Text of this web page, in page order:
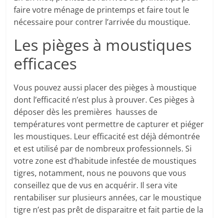
faire votre ménage de printemps et faire tout le
nécessaire pour contrer l’arrivée du moustique.
Les pièges à moustiques
efficaces
Vous pouvez aussi placer des pièges à moustique
dont l’efficacité n’est plus à prouver. Ces pièges à
déposer dès les premières hausses de
températures vont permettre de capturer et piéger
les moustiques. Leur efficacité est déjà démontrée
et est utilisé par de nombreux professionnels. Si
votre zone est d’habitude infestée de moustiques
tigres, notamment, nous ne pouvons que vous
conseillez que de vus en acquérir. Il sera vite
rentabiliser sur plusieurs années, car le moustique
tigre n’est pas prêt de disparaitre et fait partie de la